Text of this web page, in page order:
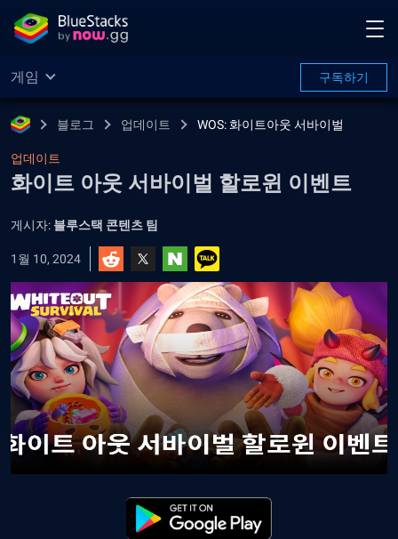
게임 구독하기
블로그 업데이트 WOS: 화이트아웃 서바이벌
업데이트
화이트 아웃 서바이벌 할로윈 이벤트
게시자: 블루스택 콘텐츠 팀
1월 10, 2024